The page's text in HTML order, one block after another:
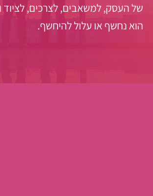
של העסק, למשאבים, לצרכים, לציוד
הוא נחשף או עלול להיחשף.